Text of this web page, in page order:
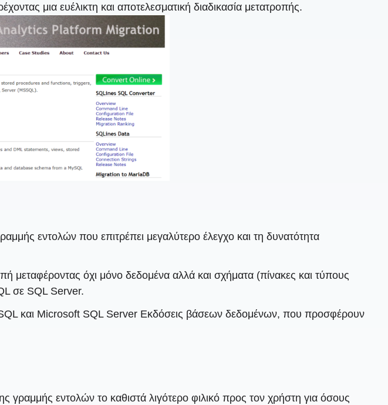
μια ευέλικτη και αποτελεσματική διαδικασία μετατροπής.
εντολών που επιτρέπει μεγαλύτερο έλεγχο και τη δυνατότητα
μεταφέροντας όχι μόνο δεδομένα αλλά και σχήματα (πίνακες και τύπους
σε SQL Server.
και Microsoft SQL Server Εκδόσεις βάσεων δεδομένων, που προσφέρουν
γραμμής εντολών το καθιστά λιγότερο φιλικό προς τον χρήστη για όσους